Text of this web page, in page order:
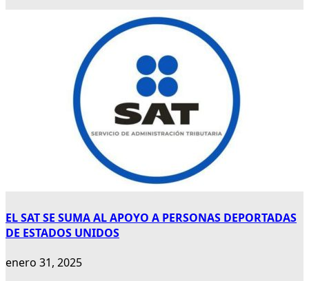
EL SAT SE SUMA AL APOYO A PERSONAS DEPORTADAS
DE ESTADOS UNIDOS
enero 31, 2025